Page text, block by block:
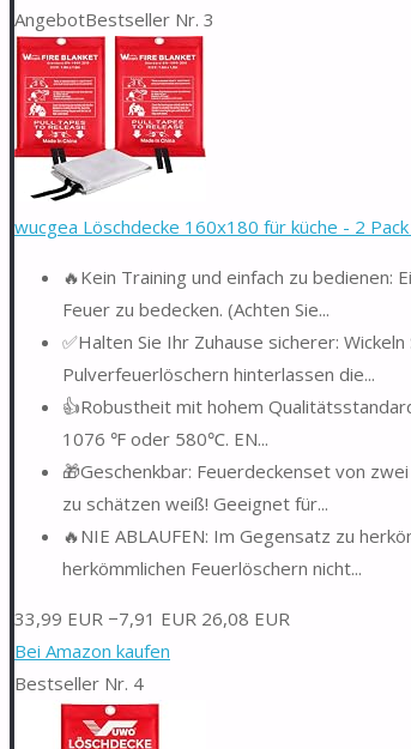
AngebotBestseller Nr. 3
wucgea Löschdecke 160x180 für küche - 2
🔥Kein Training und einfach zu
Feuer zu bedecken. (Achten Sie...
✅Halten Sie Ihr Zuhause sicherer:
Pulverfeuerlöschern hinterlassen die...
👍Robustheit mit hohem
1076 ℉ oder 580℃. EN...
🎁Geschenkbar: Feuerdeckenset von
zu schätzen weiß! Geeignet für...
🔥NIE ABLAUFEN: Im Gegensatz zu
herkömmlichen Feuerlöschern nicht...
33,99 EUR −7,91 EUR 26,08 EUR
Bei Amazon kaufen
Bestseller Nr. 4